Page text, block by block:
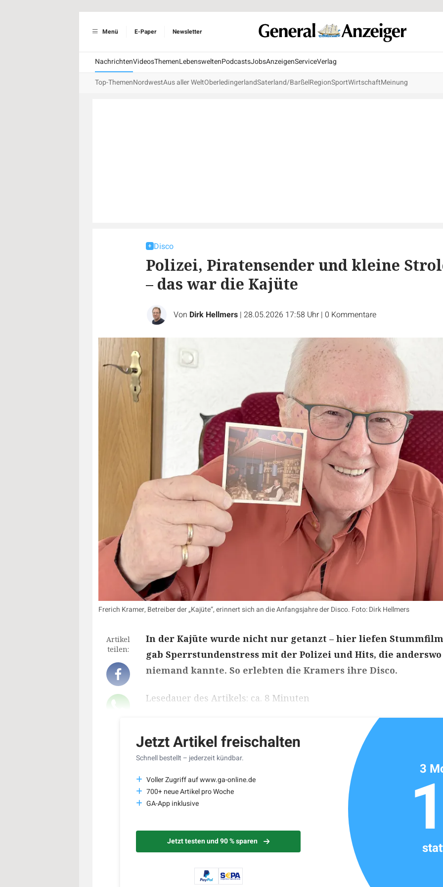
Menü E-Paper Newsletter
NachrichtenVideosThemenLebensweltenPodcastsJobsAnzeigenServiceVerlag
Top-ThemenNordwestAus aller WeltOberledingerlandSaterland/BarßelRegionSportWirtschaftMeinung
Disco
Polizei, Piratensender und kleine
– das war die Kajüte
Von Dirk Hellmers | 28.05.2026 17:58 Uhr | 0 Kommentare
Frerich Kramer, Betreiber der „Kajüte“, erinnert sich an die Anfangsjahre der Disco. Foto: Dirk Hellmers
Artikel
teilen:
In der Kajüte wurde nicht nur getanzt – hier liefen
gab Sperrstundenstress mit der Polizei und Hits, die
niemand kannte. So erlebten die Kramers ihre Disco.
Lesedauer des Artikels: ca. 8 Minuten
Jetzt Artikel freischalten
Schnell bestellt – jederzeit kündbar.
Voller Zugriff auf www.ga-online.de
700+ neue Artikel pro Woche
GA-App inklusive
Jetzt testen und 90 % sparen
3